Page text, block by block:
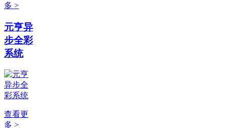
多 >
元亨异
步全彩
系统
查看更
多 >